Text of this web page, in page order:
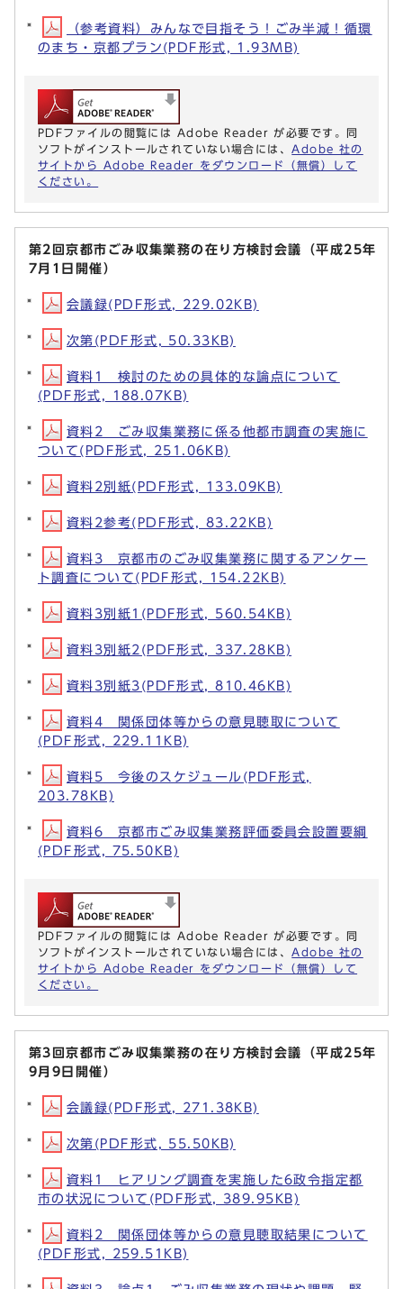
（参考資料）みんなで目指そう！ごみ半減！循環
のまち・京都プラン(PDF形式, 1.93MB)
PDFファイルの閲覧には Adobe Reader が必要です。同
ソフトがインストールされていない場合には、 Adobe 社の
サイトから Adobe Reader をダウンロード（無償）して
ください。
第2回京都市ごみ収集業務の在り方検討会議（平成25年
7月1日開催）
会議録(PDF形式, 229.02KB)
次第(PDF形式, 50.33KB)
資料1 検討のための具体的な論点について
(PDF形式, 188.07KB)
資料2 ごみ収集業務に係る他都市調査の実施に
ついて(PDF形式, 251.06KB)
資料2別紙(PDF形式, 133.09KB)
資料2参考(PDF形式, 83.22KB)
資料3 京都市のごみ収集業務に関するアンケー
ト調査について(PDF形式, 154.22KB)
資料3別紙1(PDF形式, 560.54KB)
資料3別紙2(PDF形式, 337.28KB)
資料3別紙3(PDF形式, 810.46KB)
資料4 関係団体等からの意見聴取について
(PDF形式, 229.11KB)
資料5 今後のスケジュール(PDF形式,
203.78KB)
資料6 京都市ごみ収集業務評価委員会設置要綱
(PDF形式, 75.50KB)
PDFファイルの閲覧には Adobe Reader が必要です。同
ソフトがインストールされていない場合には、 Adobe 社の
サイトから Adobe Reader をダウンロード（無償）して
ください。
第3回京都市ごみ収集業務の在り方検討会議（平成25年
9月9日開催）
会議録(PDF形式, 271.38KB)
次第(PDF形式, 55.50KB)
資料1 ヒアリング調査を実施した6政令指定都
市の状況について(PDF形式, 389.95KB)
資料2 関係団体等からの意見聴取結果について
(PDF形式, 259.51KB)